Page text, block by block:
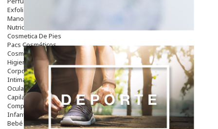
Exfoliantes Corporales
Manos Y Uñas
Nutricosmética
Cosmetica De Pies
Pacs Cosméticos
Cosmetica Facial Piel Sensible
Higiene
Corporal
Intima
Ocular
Capilar
Complementos
Infantil
Bebé